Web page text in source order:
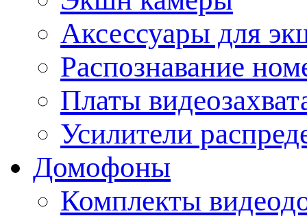
Аксессуары для
Распознавание
Платы
Усилители
Домофоны
Комплекты